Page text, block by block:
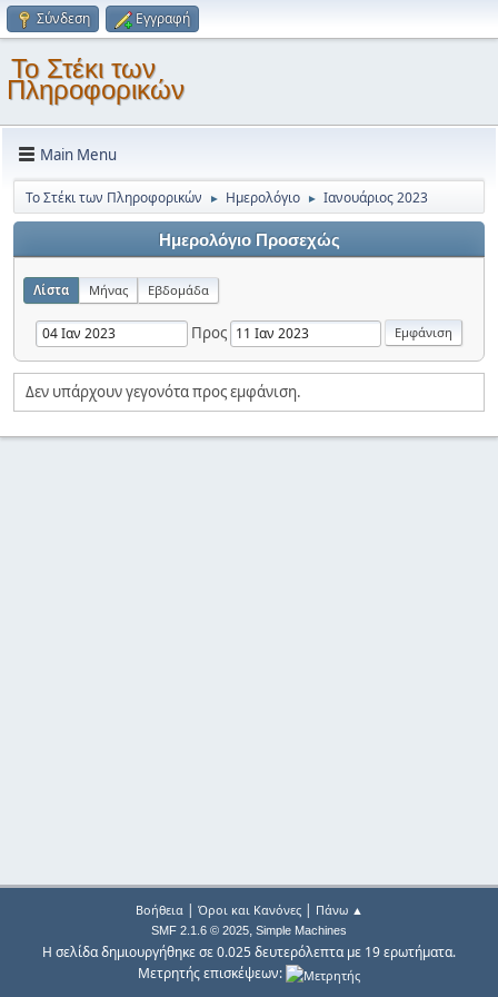
Σύνδεση Εγγραφή
Το Στέκι των
Πληροφορικών
Main Menu
Το Στέκι των Πληροφορικών ► Ημερολόγιο ► Ιανουάριος 2023
Ημερολόγιο Προσεχώς
Λίστα Μήνας Εβδομάδα
Προς
Δεν υπάρχουν γεγονότα προς εμφάνιση.
Βοήθεια| Όροι και Κανόνες| Πάνω ▲
SMF 2.1.6 © 2025, Simple Machines
Η σελίδα δημιουργήθηκε σε 0.025 δευτερόλεπτα με 19 ερωτήματα.
Μετρητής επισκέψεων: